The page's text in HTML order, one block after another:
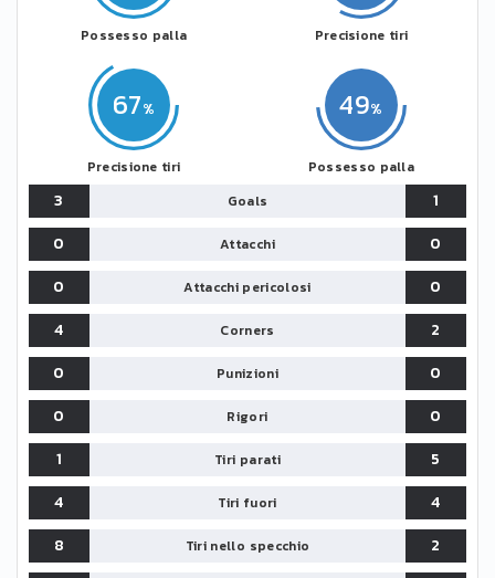
Possesso palla
67
Precisione tiri
49
Possesso palla
Precisione tiri
3 Goals
1
0
Attacchi
0
0
Attacchi pericolosi
0
4
Corners
2
0
Punizioni
0
0
Rigori
0
1
Tiri parati
5
4
Tiri fuori
4
8
Tiri nello specchio
2